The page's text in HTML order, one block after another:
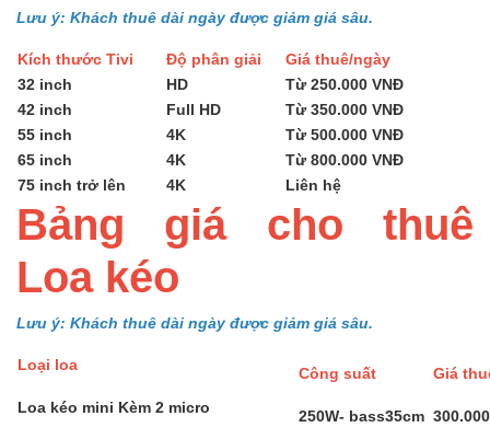
Lưu ý: Khách thuê dài ngày được giảm giá sâu.
Kích thước Tivi Độ phân giải
Giá thuê/ngày
32 inch
HD
Từ 250.000 VNĐ
42 inch
Full HD
Từ 350.000 VNĐ
55 inch
4K
Từ 500.000 VNĐ
65 inch
4K
Từ 800.000 VNĐ
75 inch trở lên
4K Liên hệ
Bảng giá cho thuê
Loa kéo
Lưu ý: Khách thuê dài ngày được giảm giá sâu.
Loại loa Công suất
Giá
Loa kéo mini Kèm 2 micro
250W- bass35cm